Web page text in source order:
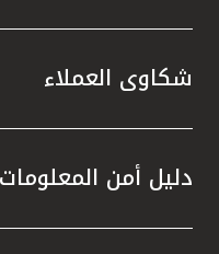
شكاوى العملاء
دليل أمن المعلومات